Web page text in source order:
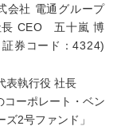
会社 電通グループ
長 CEO 五十嵐 博
券コード：4324)
表執行役 社長
ーポレート・ベン
2号ファンド」